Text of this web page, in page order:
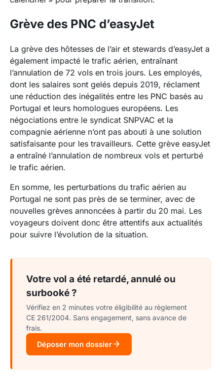
Grève des PNC d’easyJet
La grève des hôtesses de l’air et stewards d’easyJet a
également impacté le trafic aérien, entraînant
l’annulation de 72 vols en trois jours. Les employés,
dont les salaires sont gelés depuis 2019, réclament
une réduction des inégalités entre les PNC basés au
Portugal et leurs homologues européens. Les
négociations entre le syndicat SNPVAC et la
compagnie aérienne n’ont pas abouti à une solution
satisfaisante pour les travailleurs. Cette grève easyJet
a entraîné l’annulation de nombreux vols et perturbé
le trafic aérien.
En somme, les perturbations du trafic aérien au
Portugal ne sont pas près de se terminer, avec de
nouvelles grèves annoncées à partir du 20 mai. Les
voyageurs doivent donc être attentifs aux actualités
pour suivre l’évolution de la situation.
Votre vol a été retardé, annulé ou
surbooké ?
Vérifiez en 2 minutes votre éligibilité au règlement
CE 261/2004. Sans engagement, sans avance de
frais.
Déposer mon dossier